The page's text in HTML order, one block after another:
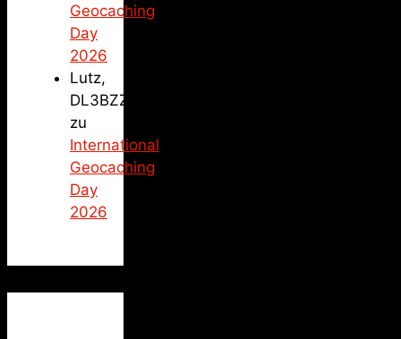
Geocaching
Day
2026
Lutz,
DL3BZZ
zu
International
Geocaching
Day
2026